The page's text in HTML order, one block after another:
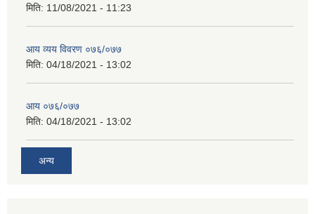
मिति: 11/08/2021 - 11:23
आय व्यय विवरण ०७६/०७७
मिति: 04/18/2021 - 13:02
आय ०७६/०७७
मिति: 04/18/2021 - 13:02
अन्य